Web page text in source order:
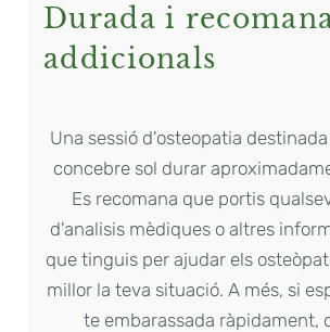
Durada i
addicionals
Una sessió d'osteopatia
concebre sol durar
Es recomana que portis
d'analisis mèdiques o altres
que tinguis per ajudar els
millor la teva situació. A més, si
te embarassada ràpidament,